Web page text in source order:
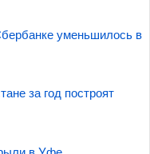
уменьшилось в
за год построят